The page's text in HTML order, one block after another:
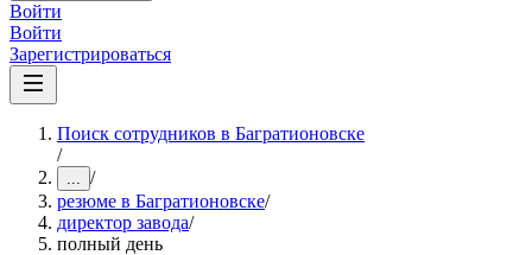
Войти
Войти
Зарегистрироваться
Поиск сотрудников в Багратионовске
/
... /
резюме в Багратионовске/
директор завода/
полный день